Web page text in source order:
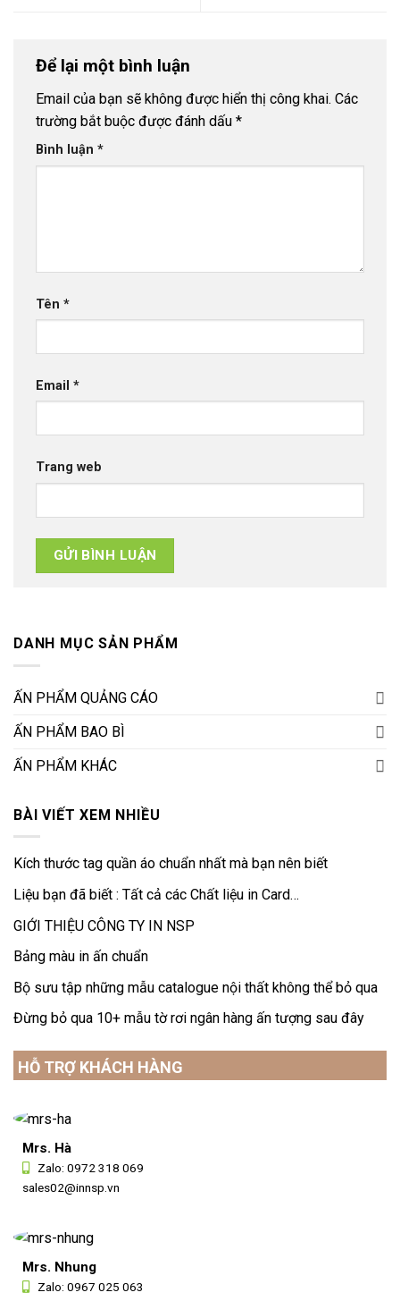
DANH MỤC SẢN PHẨM
ẤN PHẨM QUẢNG CÁO
ẤN PHẨM BAO BÌ
ẤN PHẨM KHÁC
BÀI VIẾT XEM NHIỀU
Kích thước tag quần áo chuẩn nhất mà bạn nên biết
Liệu bạn đã biết : Tất cả các Chất liệu in Card…
GIỚI THIỆU CÔNG TY IN NSP
Bảng màu in ấn chuẩn
Bộ sưu tập những mẫu catalogue nội thất không thể bỏ qua
Đừng bỏ qua 10+ mẫu tờ rơi ngân hàng ấn tượng sau đây
HỖ TRỢ KHÁCH HÀNG
Mrs. Hà
Zalo: 0972 318 069
sales02@innsp.vn
Mrs. Nhung
Zalo: 0967 025 063
Để lại một bình luận
Email của bạn sẽ không được hiển thị công khai. Các
trường bắt buộc được đánh dấu *
Bình luận *
Tên *
Email *
Trang web